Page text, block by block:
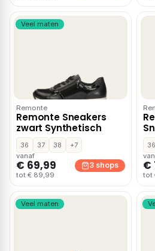
Veel maten
Remonte
Remonte Sneakers
zwart Synthetisch
36 37 38
+7
vanaf
€ 69,99
tot € 89,99
3 shops
36
€
tot
Veel maten